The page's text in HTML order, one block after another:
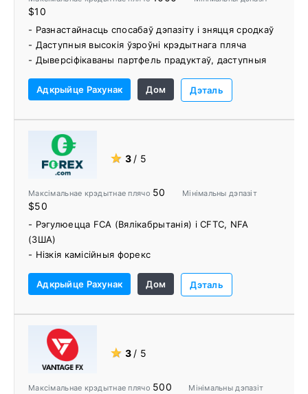
$10
- Разнастайнасць спосабаў дэпазіту і зняцця сродкаў
- Даступныя высокія ўзроўні крэдытнага пляча
- Дыверсіфікаваны партфель прадуктаў, даступныя
- Падтрымліваюцца як MT4, так і MT5
- Варыянты інвестыцый RAMM & LAMM
- Шматмоўная служба падтрымкі кліентаў
- Больш за 40 офісаў кампаніі працуюць па ўсім
свеце
Адкрыйце Рахунак Дом Дэталь
★ 3 / 5
Максімальнае крэдытнае плячо 50 Мінімальны дэпазіт
$50
- Рэгулюецца FCA (Вялікабрытанія) і CFTC, NFA
(ЗША)
- Нізкія камісійныя форекс
уключаючы 80+ валютных пар, тысячы акцый,
папулярныя крыптавалюты і многае іншае.
- Без камісіі за зняцце
- Графікі TradingView, убудаваныя ў вэб-платформу
- Шырокі спектр адукацыйных і даследчых
інструментаў
Адкрыйце Рахунак Дом Дэталь
★ 3 / 5
Максімальнае крэдытнае плячо 500 Мінімальны дэпазіт